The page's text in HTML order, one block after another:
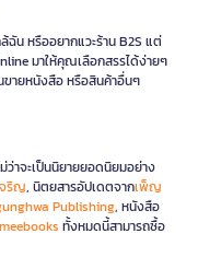
ฉัน หรืออยากแวะร้าน B2S แต่
มาให้คุณเลือกสรรได้ง่ายๆ
ายหนังสือ หรือสินค้าอื่นๆ
าจะเป็นนิยายยอดนิยมอย่าง
ริญ, นิตยสารอัปเดตจากเพ็ญ
Publishing, หนังสือ
ทั้งหมดนี้สามารถซื้อ